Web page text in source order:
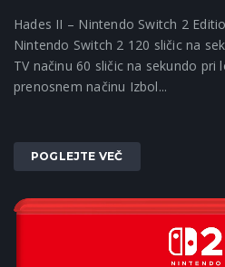
Hades II – Nintendo Switch 2
Nintendo Switch 2 120 sličic na
TV načinu 60 sličic na sekundo pri
prenosnem načinu Izbol...
POGLEJTE VEČ